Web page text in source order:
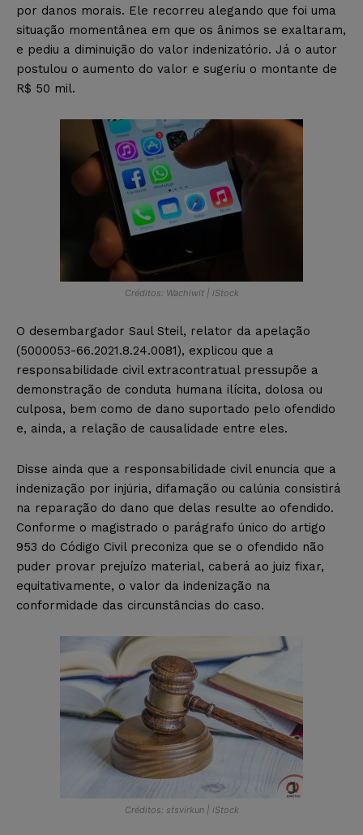
por danos morais. Ele recorreu alegando que foi uma
situação momentânea em que os ânimos se exaltaram,
e pediu a diminuição do valor indenizatório. Já o autor
postulou o aumento do valor e sugeriu o montante de
R$ 50 mil.
Créditos: Wachiwit | iStock
O desembargador Saul Steil, relator da apelação
(5000053-66.2021.8.24.0081), explicou que a
responsabilidade civil extracontratual pressupõe a
demonstração de conduta humana ilícita, dolosa ou
culposa, bem como de dano suportado pelo ofendido
e, ainda, a relação de causalidade entre eles.
Disse ainda que a responsabilidade civil enuncia que a
indenização por injúria, difamação ou calúnia consistirá
na reparação do dano que delas resulte ao ofendido.
Conforme o magistrado o parágrafo único do artigo
953 do Código Civil preconiza que se o ofendido não
puder provar prejuízo material, caberá ao juiz fixar,
equitativamente, o valor da indenização na
conformidade das circunstâncias do caso.
Créditos: stsvirkun | iStock